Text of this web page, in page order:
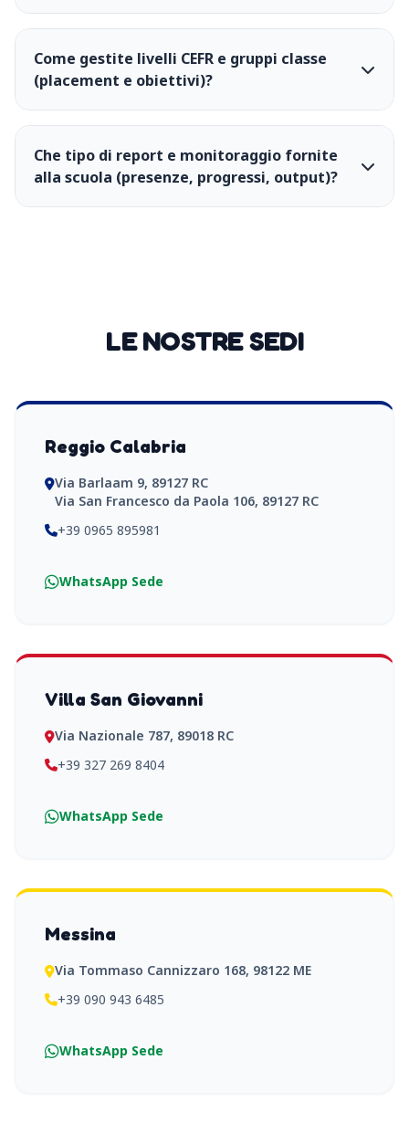
Come gestite livelli CEFR e gruppi classe
(placement e obiettivi)?
Che tipo di report e monitoraggio fornite
alla scuola (presenze, progressi, output)?
LE NOSTRE SEDI
Reggio Calabria
Via Barlaam 9, 89127 RC
Via San Francesco da Paola 106, 89127 RC
+39 0965 895981
WhatsApp Sede
Villa San Giovanni
Via Nazionale 787, 89018 RC
+39 327 269 8404
WhatsApp Sede
Messina
Via Tommaso Cannizzaro 168, 98122 ME
+39 090 943 6485
WhatsApp Sede